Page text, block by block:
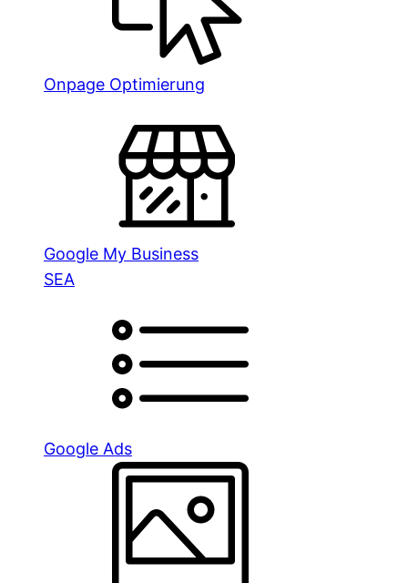
Onpage Optimierung
Google My Business
SEA
Google Ads